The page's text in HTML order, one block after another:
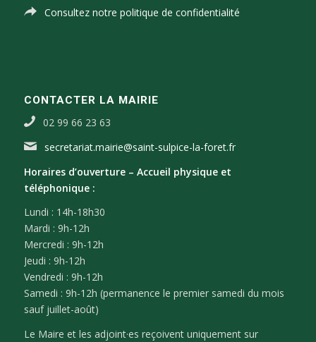
Consultez notre politique de confidentialité
CONTACTER LA MAIRIE
02 99 66 23 63
secretariat.mairie@saint-sulpice-la-foret.fr
Horaires d’ouverture – Accueil physique et
téléphonique :
Lundi : 14h-18h30
Mardi : 9h-12h
Mercredi : 9h-12h
Jeudi : 9h-12h
Vendredi : 9h-12h
Samedi : 9h-12h (permanence le premier samedi du mois
sauf juillet-août)
Le Maire et les adjoint·es reçoivent uniquement sur